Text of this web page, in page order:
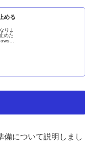
める
りま
めた
セ
備について説明しまし